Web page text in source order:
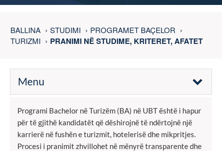
BALLINA STUDIMI
PROGRAMET BAÇELOR
TURIZMI
PRANIMI NË STUDIME, KRITERET, AFATET
Menu
Programi Bachelor në Turizëm (BA) në UBT është i hapur
për të gjithë kandidatët që dëshirojnë të ndërtojnë një
karrierë në fushën e turizmit, hotelerisë dhe mikpritjes.
Procesi i pranimit zhvillohet në mënyrë transparente dhe